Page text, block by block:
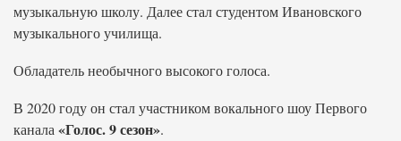
музыкальную школу. Далее стал студентом Ивановского
музыкального училища.
Обладатель необычного высокого голоса.
В 2020 году он стал участником вокального шоу Первого
канала «Голос. 9 сезон».